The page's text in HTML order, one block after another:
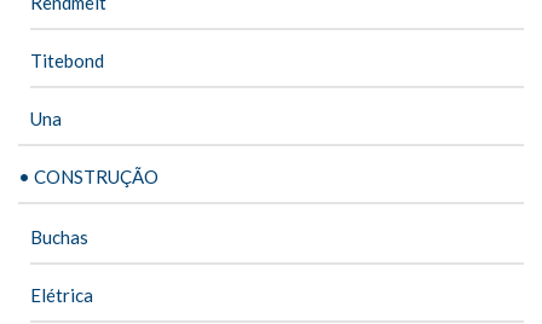
Titebond
Una
• CONSTRUÇÃO
Buchas
Elétrica